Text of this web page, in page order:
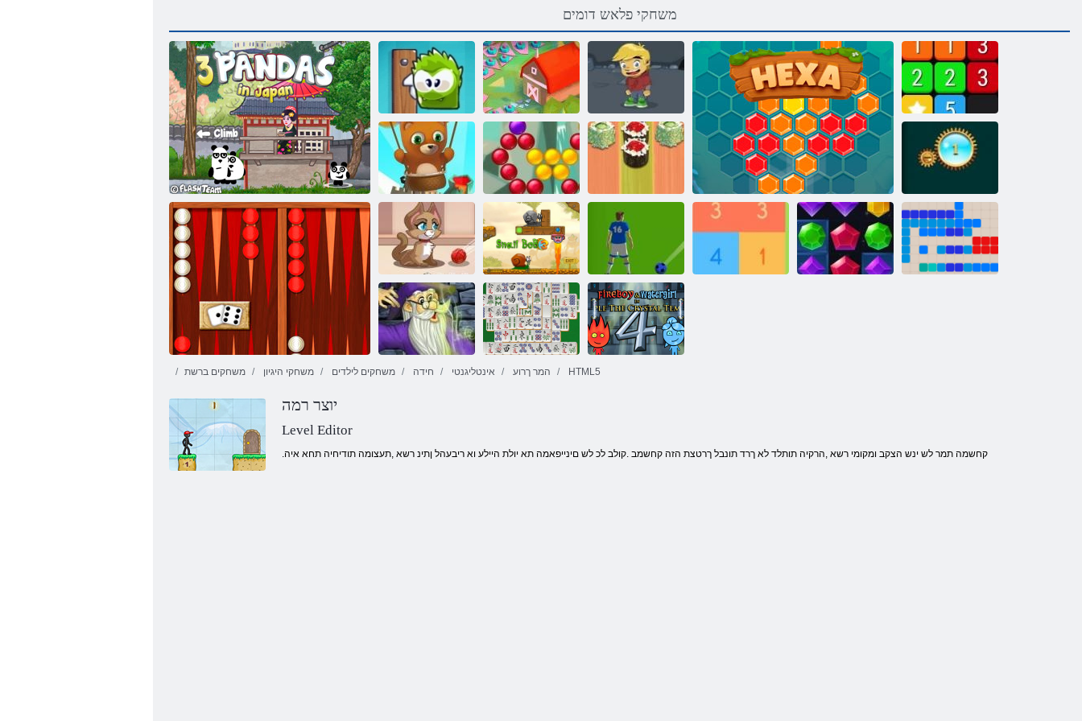
משחקי פלאש דומים
3 פנדה ביפן
קופסא
השוקולדים שלי
2,020! Reloaded
תואקתפרה
דחאתהל
Endless תועוב
הרויה
תועוב הרויה
הגאס
שב-שש ישוס Jewel ץצופתהל
יטיק תועוב 3 בוב ןוזליח לגרודכ תועוב
משחקים ברשת משחקי היגיון משחקים לילדים חידה אינטליגנטי המר ךרוע HTML5
יוצר רמה
Level Editor
.קחשמה תמר לש ינש הצקב ומקומי רשא ,הרקיה תותלד לא ךרד תונבל ךרטצת הזה קחשמב .קולב לכ לש םינייפאמה תא יולת היילע וא ריבעהל ןתינ רשא ,תעצומה תודיחיה תחא איה